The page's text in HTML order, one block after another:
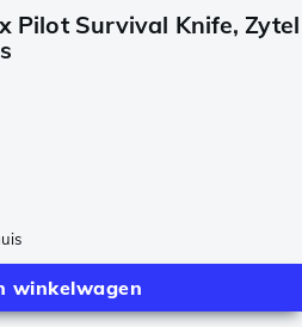
Pilot Survival Knife, Zytel
winkelwagen